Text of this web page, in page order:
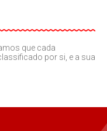
que cada
por si, e a sua